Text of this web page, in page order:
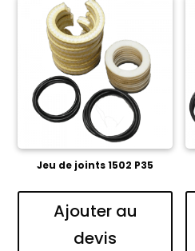
Jeu de joints 1502 P35
Ajouter au
devis